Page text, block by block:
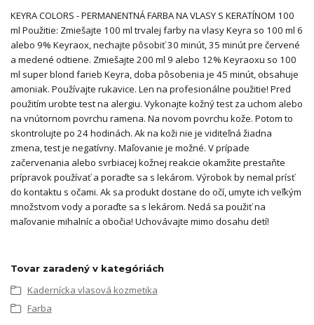
KEYRA COLORS - PERMANENTNÁ FARBA NA VLASY S KERATÍNOM 100
ml Použitie: Zmiešajte 100 ml trvalej farby na vlasy Keyra so 100 ml 6
alebo 9% Keyraox, nechajte pôsobiť 30 minút, 35 minút pre červené
a medené odtiene. Zmiešajte 200 ml 9 alebo 12% Keyraoxu so 100
ml super blond farieb Keyra, doba pôsobenia je 45 minút, obsahuje
amoniak. Používajte rukavice. Len na profesionálne použitie! Pred
použitím urobte test na alergiu. Vykonajte kožný test za uchom alebo
na vnútornom povrchu ramena. Na novom povrchu kože. Potom to
skontrolujte po 24 hodinách. Ak na koži nie je viditeľná žiadna
zmena, test je negatívny. Maľovanie je možné. V prípade
začervenania alebo svrbiacej kožnej reakcie okamžite prestaňte
prípravok používať a poraďte sa s lekárom. Výrobok by nemal prísť
do kontaktu s očami. Ak sa produkt dostane do očí, umyte ich veľkým
množstvom vody a poraďte sa s lekárom. Nedá sa použiť na
maľovanie mihalníc a obočia! Uchovávajte mimo dosahu detí!
Tovar zaradený v kategóriách
Kadernícka vlasová kozmetika
Farba